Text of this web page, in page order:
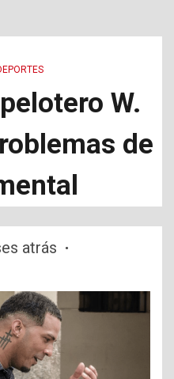
W.
de
atrás